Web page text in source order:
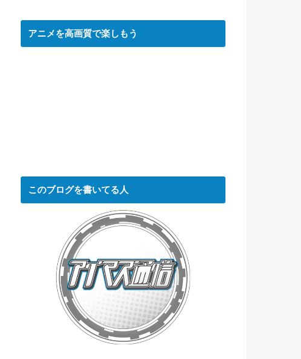
アニメを高画質で楽しもう
このブログを書いてる人